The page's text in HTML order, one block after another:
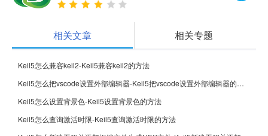
相关文章 相关专题
Keil5怎么兼容keil2-Keil5兼容keil2的方法
Keil5怎么把vscode设置外部编辑器-Keil5把vscode设置外部编辑器的方法
Keil5怎么设置背景色-Keil5设置背景色的方法
Keil5怎么查询激活时限-Keil5查询激活时限的方法